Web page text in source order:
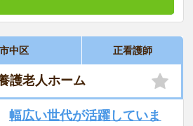
中区 正看護師
護老人ホーム
幅広い世代が活躍していま